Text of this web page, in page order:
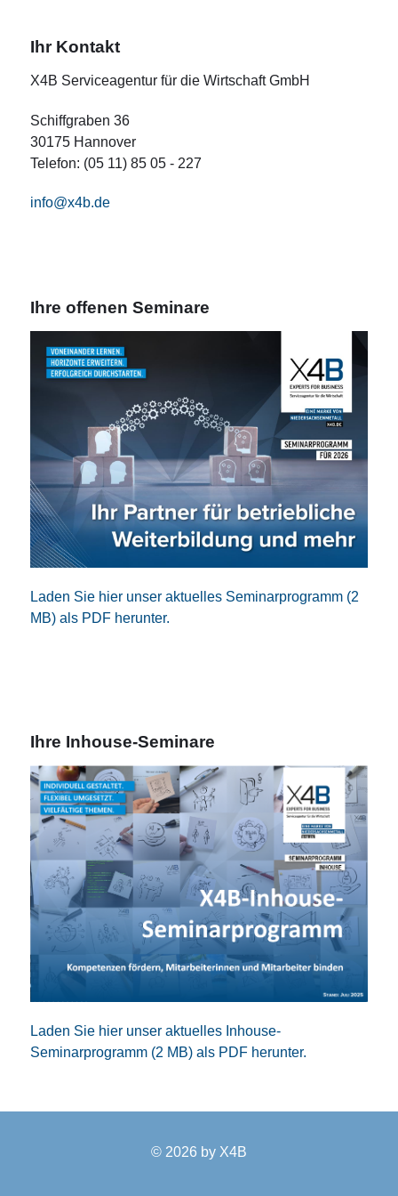
Ihr Kontakt
X4B Serviceagentur für die Wirtschaft GmbH
Schiffgraben 36
30175 Hannover
Telefon: (05 11) 85 05 - 227
info@x4b.de
Ihre offenen Seminare
Laden Sie hier unser aktuelles Seminarprogramm (2
MB) als PDF herunter.
Ihre Inhouse-Seminare
Laden Sie hier unser aktuelles Inhouse-
Seminarprogramm (2 MB) als PDF herunter.
© 2026 by X4B